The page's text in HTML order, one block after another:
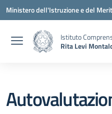
Vai ai contenuti
Vai al menu di navigazione
Vai al footer
Ministero dell'Istruzione e del
Istituto
Rita Levi